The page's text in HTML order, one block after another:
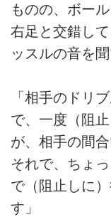
ものの、ボー
右足と交錯し
ッスルの音を聞
「相手のドリ
で、一度（阻
が、相手の間
それで、ちょ
で（阻止しに
す」